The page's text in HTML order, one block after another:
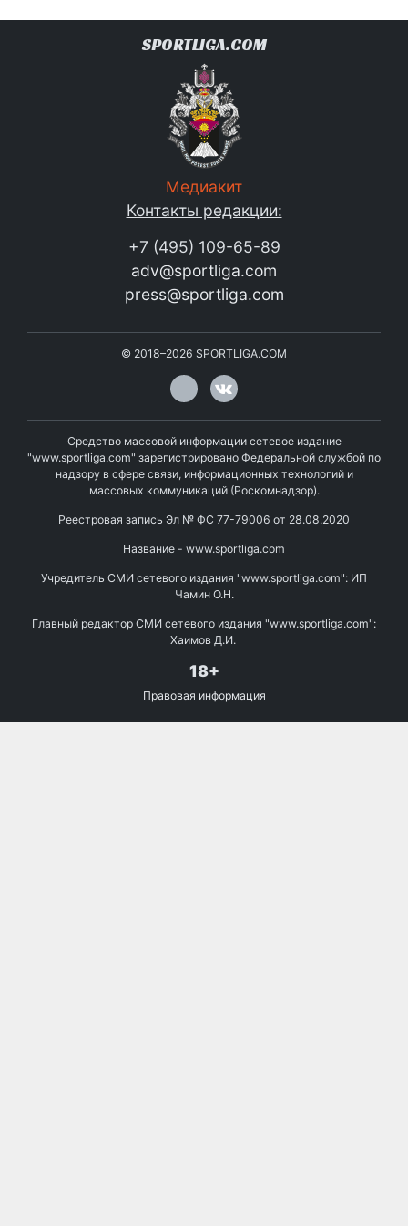
SPORTLIGA.COM
Медиакит
Контакты редакции:
+7 (495) 109-65-89
adv@sportliga.com
press@sportliga.com
© 2018–2026 SPORTLIGA.COM
Средство массовой информации сетевое издание
"www.sportliga.com" зарегистрировано Федеральной службой по
надзору в сфере связи, информационных технологий и
массовых коммуникаций (Роскомнадзор).
Реестровая запись Эл № ФС 77-79006 от 28.08.2020
Название - www.sportliga.com
Учредитель СМИ сетевого издания "www.sportliga.com": ИП
Чамин О.Н.
Главный редактор СМИ сетевого издания "www.sportliga.com":
Хаимов Д.И.
18+
Правовая информация